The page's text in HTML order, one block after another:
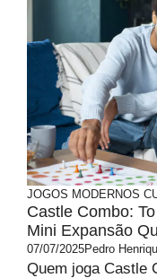
JOGOS MODERNOS
Castle Combo:
Mini Expansão
07/07/2025Pedro
Quem joga Castle